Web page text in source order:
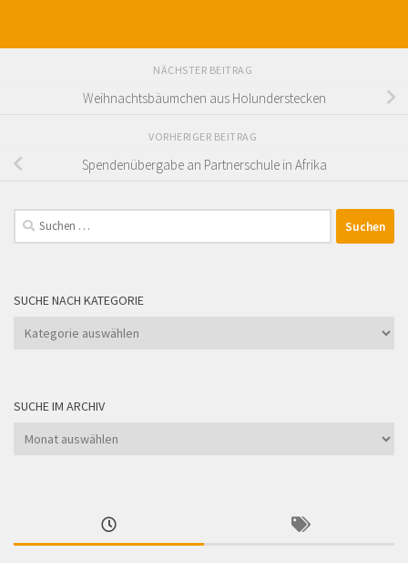
NÄCHSTER BEITRAG
Weihnachtsbäumchen aus Holunderstecken
VORHERIGER BEITRAG
Spendenübergabe an Partnerschule in Afrika
Suchen
nach:
SUCHE NACH KATEGORIE
Suche
SUCHE IM ARCHIV
Suche